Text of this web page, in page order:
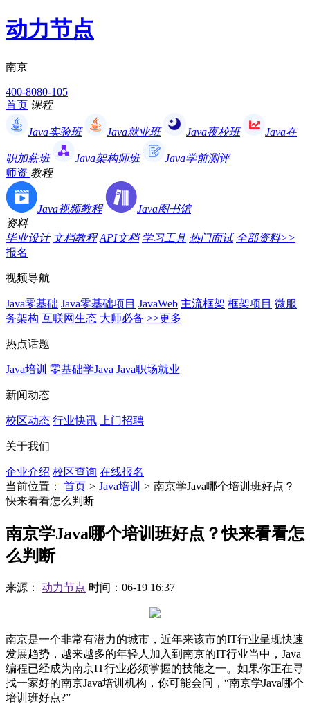
动力节点
南京
400-8080-105
首页 课程
Java实验班 Java就业班 Java夜校班 Java在
职加薪班 Java架构师班
Java学前测评
师资 教程
Java视频教程
Java图书馆
资料
毕业设计 文档教程 API文档 学习工具 热门面试 全部资料>>
报名
视频导航
Java零基础 Java零基础项目 JavaWeb 主流框架 框架项目 微服
务架构 互联网生态 大师必备 >>更多
热点话题
Java培训 零基础学Java Java职场就业
新闻动态
校区动态 行业快讯 上门招聘
关于我们
企业介绍 校区查询 在线报名
当前位置：
首页 > Java培训 > 南京学Java哪个培训班好点？
快来看看怎么判断
南京学Java哪个培训班好点？快来看看怎
么判断
来源： 动力节点 时间：06-19 16:37
南京是一个非常有潜力的城市，近年来该市的IT行业呈现快速
发展趋势，越来越多的年轻人加入到南京的IT行业当中，Java
编程已经成为南京IT行业必须掌握的技能之一。如果你正在寻
找一家好的南京Java培训机构，你可能会问，“南京学Java哪个
培训班好点?”